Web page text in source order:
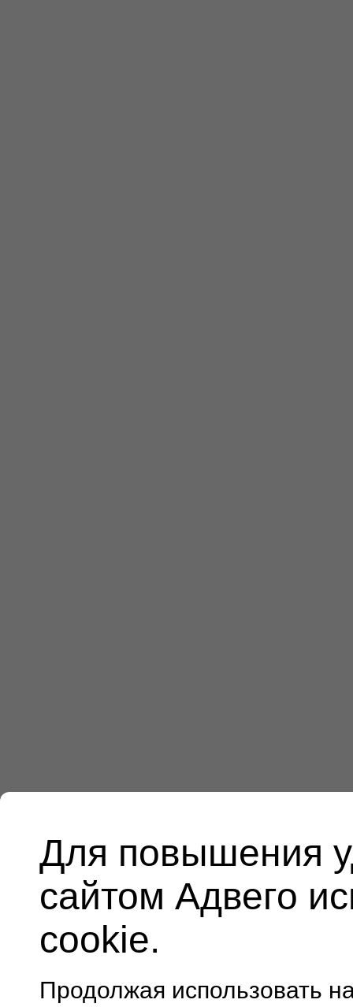
Для повышения
сайтом Адвего
cookie.
Продолжая использовать